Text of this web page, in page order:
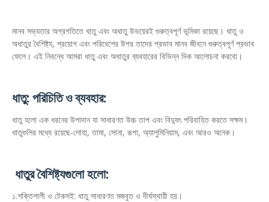
মানব সভ্যতার অগ্রগতিতে ধাতু এবং অধাতু উভয়েরই গুরুত্বপূর্ণ ভূমিকা রয়েছে। ধাতু ও
অধাতুর বৈশিষ্ট্য, প্রয়োগ এবং পরিবেশের উপর তাদের প্রভাব মানব জীবনে গুরুত্বপূর্ণ প্রভাব
ফেলে। এই নিবন্ধে আমরা ধাতু এবং অধাতুর ব্যবহারের বিভিন্ন দিক আলোচনা করবো।
ধাতু: পরিচিতি ও ব্যবহার:
ধাতু হলো এক ধরনের উপাদান যা সাধারণত উচ্চ তাপ এবং বিদ্যুৎ পরিবাহিত করতে সক্ষম।
ধাতুগুলির মধ্যে রয়েছে-লোহা, তামা, সোনা, রূপা, অ্যালুমিনিয়াম, এবং আরও অনেক।
ধাতুর বৈশিষ্ট্যগুলো হলো:
১.শক্তিশালী ও টেকসই: ধাতু সাধারণত মজবুত ও দীর্ঘস্থায়ী হয়।